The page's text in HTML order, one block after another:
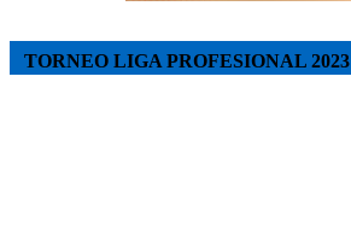
TORNEO LIGA PROFESIONAL 2023